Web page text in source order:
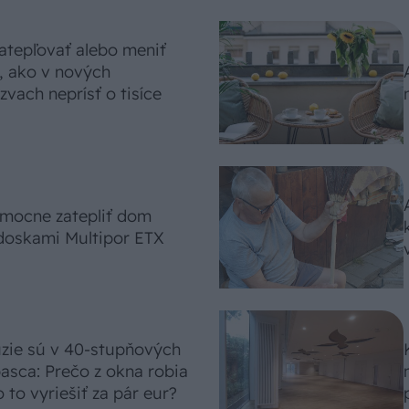
alebo meniť
ako v nových
neprísť o tisíce
zatepliť dom
Multipor ETX
sú v 40-stupňových
Prečo z okna robia
to vyriešiť za pár eur?